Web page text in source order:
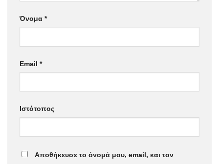
Όνομα *
Email *
Ιστότοπος
Αποθήκευσε το όνομά μου, email, και τον